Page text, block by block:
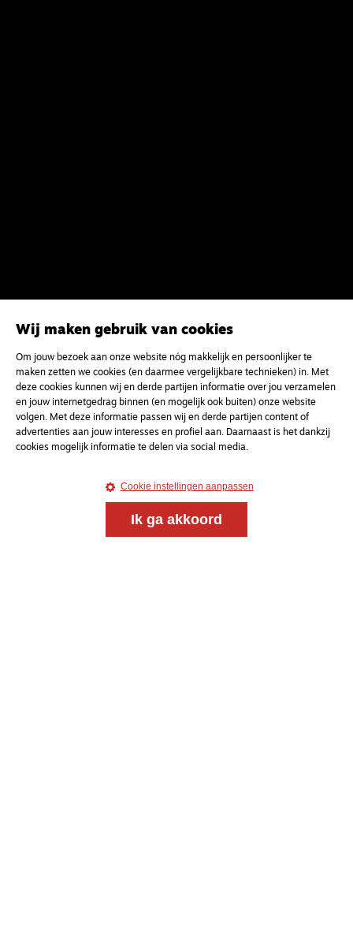
Meld je aan voor onze gratis
nieuwsbrief
Wij maken gebruik van cookies
Om jouw bezoek aan onze website nóg makkelijk en persoonlijker te
maken zetten we cookies (en daarmee vergelijkbare technieken) in. Met
deze cookies kunnen wij en derde partijen informatie over jou verzamelen
en jouw internetgedrag binnen (en mogelijk ook buiten) onze website
volgen. Met deze informatie passen wij en derde partijen content of
advertenties aan jouw interesses en profiel aan. Daarnaast is het dankzij
cookies mogelijk informatie te delen via social media.
Cookie instellingen aanpassen
Ik ga akkoord